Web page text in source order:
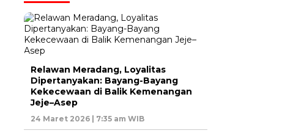
Relawan Meradang, Loyalitas
Dipertanyakan: Bayang-Bayang
Kekecewaan di Balik Kemenangan
Jeje–Asep
24 Maret 2026 | 7:35 am WIB